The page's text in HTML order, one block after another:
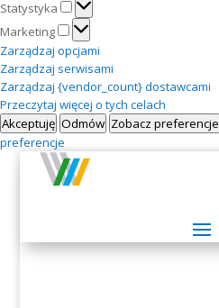
Statystyka
Marketing
Marketing
Zarządzaj opcjami
Zarządzaj serwisami
Zarządzaj {vendor_count} dostawcami
Przeczytaj więcej o tych celach
Akceptuję Odmów Zobacz preferencje
preferencje